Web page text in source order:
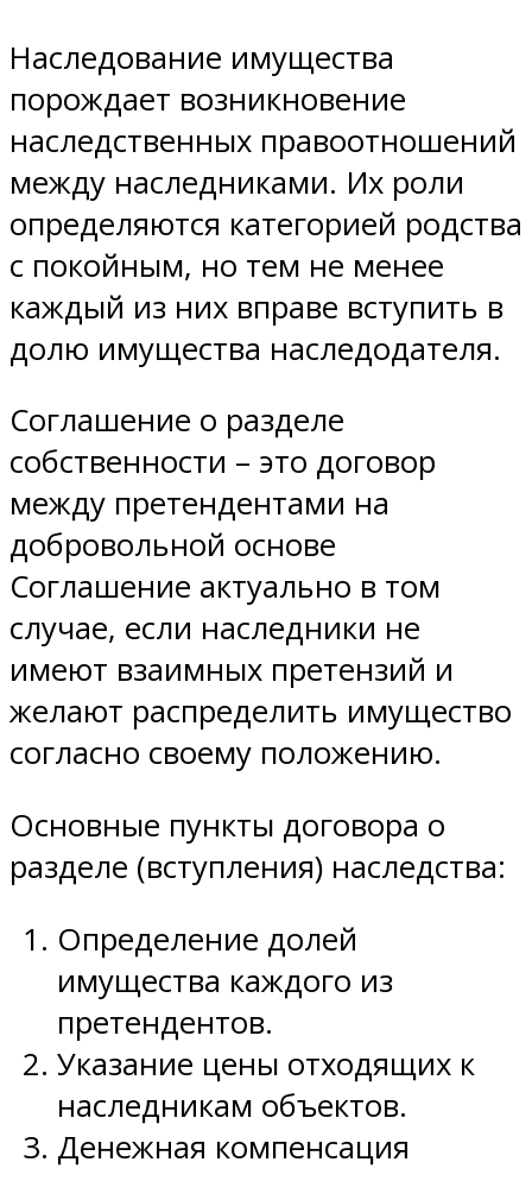
Наследование имущества
порождает возникновение
наследственных правоотношений
между наследниками. Их роли
определяются категорией родства
с покойным, но тем не менее
каждый из них вправе вступить в
долю имущества наследодателя.
Соглашение о разделе
собственности – это договор
между претендентами на
добровольной основе
Соглашение актуально в том
случае, если наследники не
имеют взаимных претензий и
желают распределить имущество
согласно своему положению.
Основные пункты договора о
разделе (вступления) наследства:
Определение долей
имущества каждого из
претендентов.
Указание цены отходящих к
наследникам объектов.
Денежная компенсация